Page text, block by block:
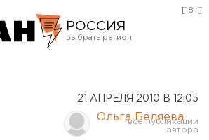
РОССИЯ
Курган
Оренбург
[18+]
21 АПРЕЛЯ 2010 В 12:05
Ольга Беляева